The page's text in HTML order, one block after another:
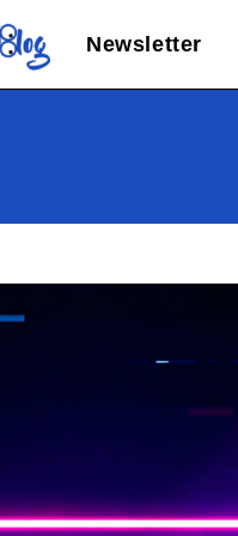
Newsletter